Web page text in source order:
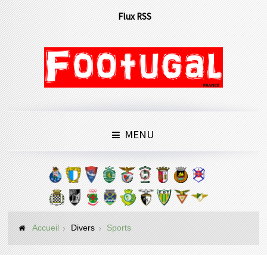
Flux RSS
MENU
Accueil Divers Sports